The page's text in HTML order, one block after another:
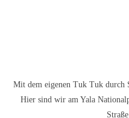
Mit dem eigenen Tuk Tuk durch
Hier sind wir am Yala